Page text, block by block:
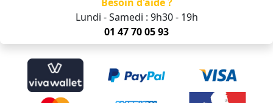
Lundi - Samedi : 9h30 - 19h
01 47 70 05 93